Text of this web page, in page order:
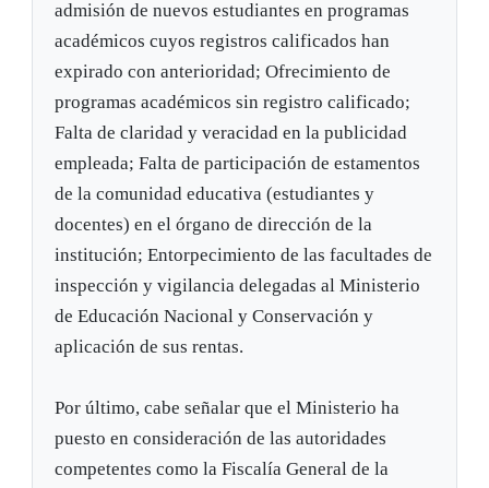
admisión de nuevos estudiantes en programas
académicos cuyos registros calificados han
expirado con anterioridad; Ofrecimiento de
programas académicos sin registro calificado;
Falta de claridad y veracidad en la publicidad
empleada; Falta de participación de estamentos
de la comunidad educativa (estudiantes y
docentes) en el órgano de dirección de la
institución; Entorpecimiento de las facultades de
inspección y vigilancia delegadas al Ministerio
de Educación Nacional y Conservación y
aplicación de sus rentas.
Por último, cabe señalar que el Ministerio ha
puesto en consideración de las autoridades
competentes como la Fiscalía General de la